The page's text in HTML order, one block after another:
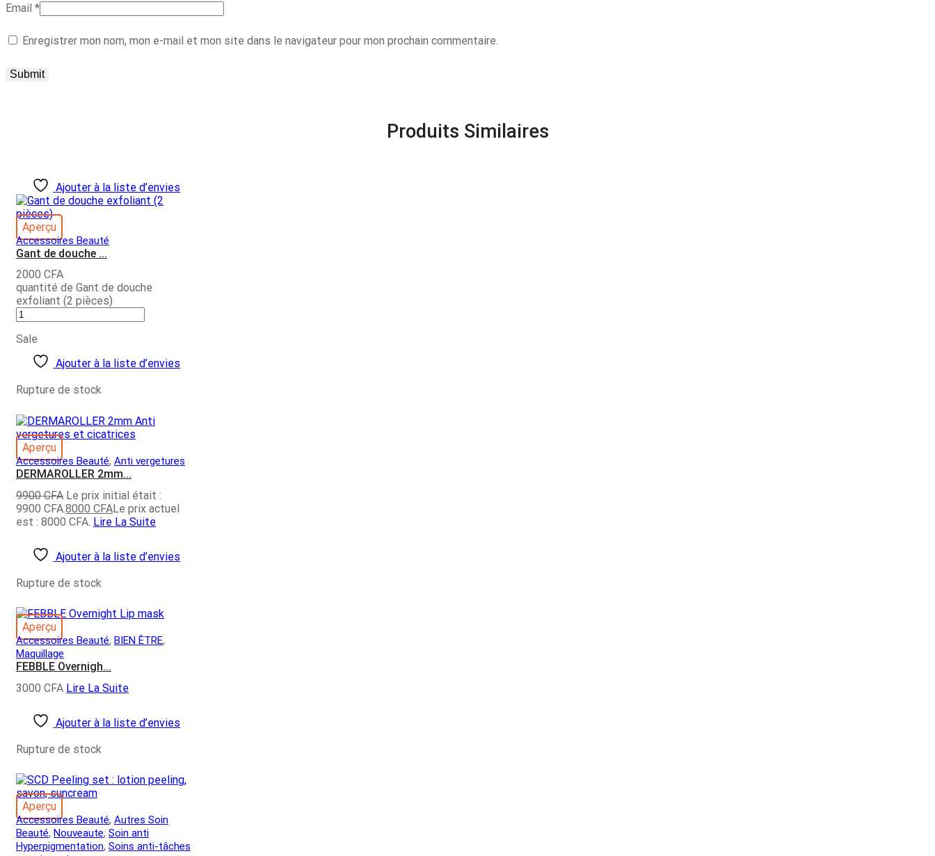
Email *
Enregistrer mon nom, mon e-mail et mon site dans le navigateur pour mon prochain commentaire.
Produits Similaires
Ajouter à la liste d’envies
Aperçu
Accessoires Beauté
Gant de douche ...
2000 CFA
quantité de Gant de douche
exfoliant (2 pièces)
Sale
Ajouter à la liste d’envies
Rupture de stock
Aperçu
Accessoires Beauté, Anti vergetures
DERMAROLLER 2mm...
9900CFA Le prix initial était :
9900 CFA.8000 CFALe prix actuel
est : 8000 CFA. Lire La Suite
Ajouter à la liste d’envies
Rupture de stock
Aperçu
Accessoires Beauté, BIEN ÊTRE,
Maquillage
FEBBLE Overnigh...
3000 CFA Lire La Suite
Ajouter à la liste d’envies
Rupture de stock
Aperçu
Accessoires Beauté, Autres Soin
Beauté, Nouveaute, Soin anti
Hyperpigmentation, Soins anti-tâches